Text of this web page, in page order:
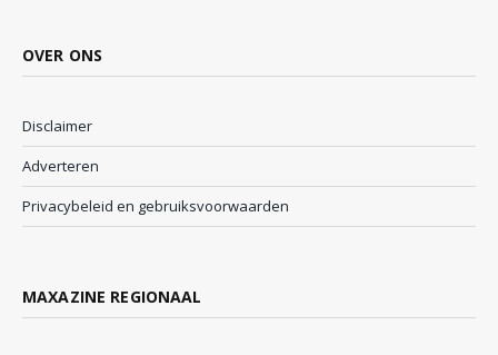
OVER ONS
Disclaimer
Adverteren
Privacybeleid en gebruiksvoorwaarden
MAXAZINE REGIONAAL